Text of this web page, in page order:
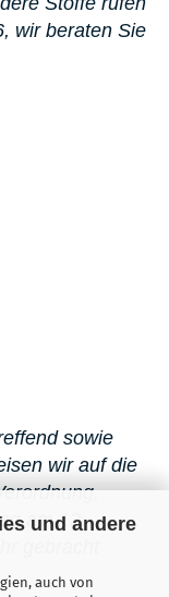
und andere
auch von
, wir beraten Sie
sowie
wir auf die
am 13.
gebracht